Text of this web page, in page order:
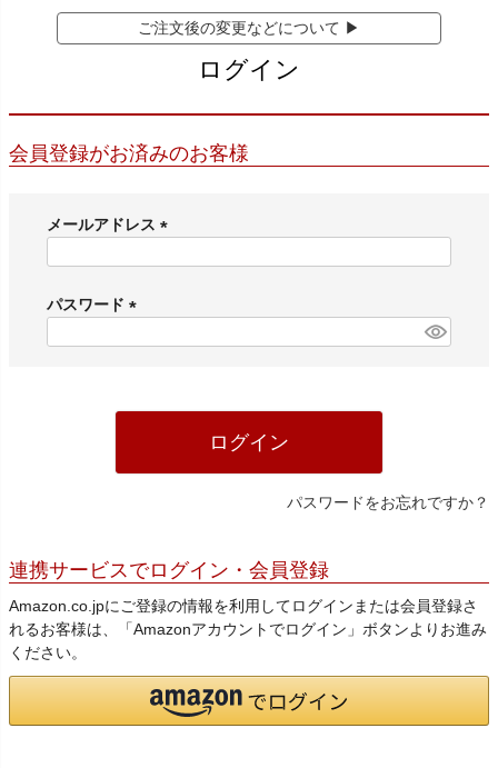
ご注文後の変更などについて ▶
ログイン
会員登録がお済みのお客様
メールアドレス
)
パスワード
ログイン
パスワードをお忘れですか？
連携サービスでログイン・会員登録
Amazon.co.jpにご登録の情報を利用してログインまたは会員登録さ
れるお客様は、「Amazonアカウントでログイン」ボタンよりお進み
ください。